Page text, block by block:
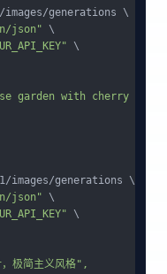
generations \
json" \
\
garden with cherry
generations \
json" \
\
极简主义风格",